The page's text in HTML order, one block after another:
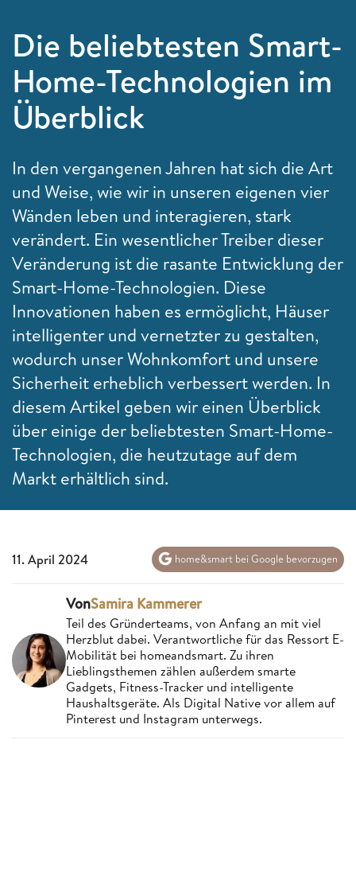
Die beliebtesten Smart-
Home-Technologien im
Überblick
In den vergangenen Jahren hat sich die Art
und Weise, wie wir in unseren eigenen vier
Wänden leben und interagieren, stark
verändert. Ein wesentlicher Treiber dieser
Veränderung ist die rasante Entwicklung der
Smart-Home-Technologien. Diese
Innovationen haben es ermöglicht, Häuser
intelligenter und vernetzter zu gestalten,
wodurch unser Wohnkomfort und unsere
Sicherheit erheblich verbessert werden. In
diesem Artikel geben wir einen Überblick
über einige der beliebtesten Smart-Home-
Technologien, die heutzutage auf dem
Markt erhältlich sind.
11. April 2024 home&smart bei Google bevorzugen
VonSamira Kammerer
Teil des Gründerteams, von Anfang an mit viel
Herzblut dabei. Verantwortliche für das Ressort E-
Mobilität bei homeandsmart. Zu ihren
Lieblingsthemen zählen außerdem smarte
Gadgets, Fitness-Tracker und intelligente
Haushaltsgeräte. Als Digital Native vor allem auf
Pinterest und Instagram unterwegs.